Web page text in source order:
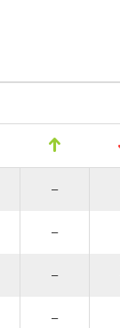
–
–
–
–